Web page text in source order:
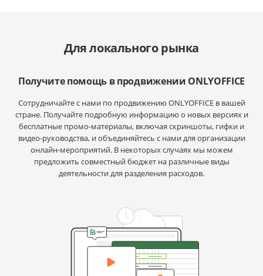
Для локального рынка
Получите помощь в продвижении ONLYOFFICE
Сотрудничайте с нами по продвижению ONLYOFFICE в вашей
стране. Получайте подробную информацию о новых версиях и
бесплатные промо-материалы, включая скриншоты, гифки и
видео-руководства, и объединяйтесь с нами для организации
онлайн-мероприятий. В некоторых случаях мы можем
предложить совместный бюджет на различные виды
деятельности для разделения расходов.